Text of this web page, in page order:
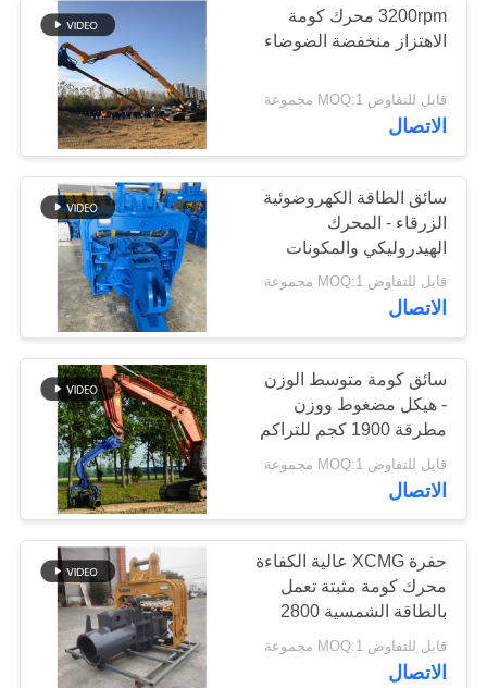
معلومات
جولة
في
المعمل
مراقبة
الجودة
اتصل
أخبار
حالات
اطلب
اقتباس
3200rpm محرك كومة
الاهتزاز منخفضة الضوضاء
قابل للتفاوض MOQ:1 مجموعة
الاتصال
سائق الطاقة الكهروضوئية
الزرقاء - المحرك
الهيدروليكي والمكونات
الأساسية عالية التكوين
قابل للتفاوض MOQ:1 مجموعة
الاتصال
سائق كومة متوسط الوزن
- هيكل مضغوط ووزن
مطرقة 1900 كجم للتراكم
الفعال
قابل للتفاوض MOQ:1 مجموعة
الاتصال
حفرة XCMG عالية الكفاءة
محرك كومة مثبتة تعمل
بالطاقة الشمسية 2800
دورة في الدقيقة للتراكم
الصديق للبيئة
قابل للتفاوض MOQ:1 مجموعة
الاتصال